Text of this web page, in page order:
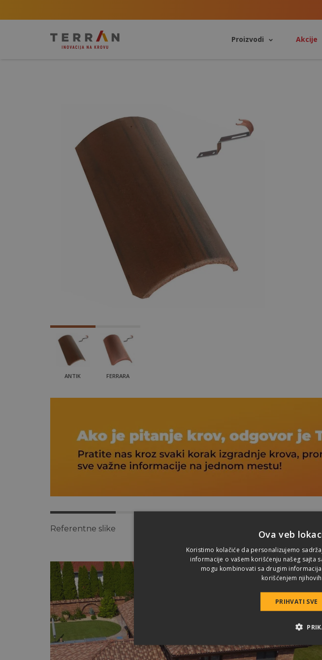
Proizvodi Akcije
ANTIK FERRARA
Referentne slike Dodatni
slike
Ova veb
Koristimo kolačiće da personalizujemo
informacije o vašem korišćenju našeg sajta
mogu kombinovati sa drugim
korišćenjem
PRIHVATI SVE